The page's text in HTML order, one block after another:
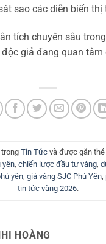
sao các diễn biến thị
tích chuyên sâu
giả đang quan
Tin Tức và được gắn thẻ
yên, chiến lược đầu tư vàng,
yên giá vàng SJC Phú Yên
tin tức vàng 2026.
HOÀNG